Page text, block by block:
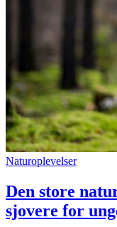
Naturoplevelser
Den store
sjovere for